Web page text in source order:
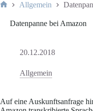
Allgemein
Datenpanne bei Amazon
20.12.2018
Allgemein
Auf eine Auskunftsanfrage